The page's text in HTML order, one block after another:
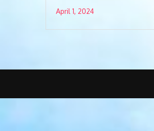
April 1, 2024